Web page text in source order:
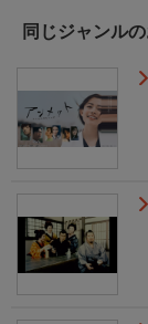
同じジャンル